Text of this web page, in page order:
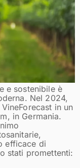
e sostenibile è
Nel 2024,
in un
in Germania.
efficace di
stati promettenti: